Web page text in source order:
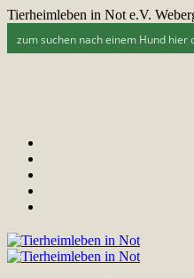
Tierheimleben in Not e.V.